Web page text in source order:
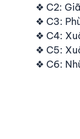
❖ C2:
❖ C3:
❖ C4:
❖ C5:
❖ C6: